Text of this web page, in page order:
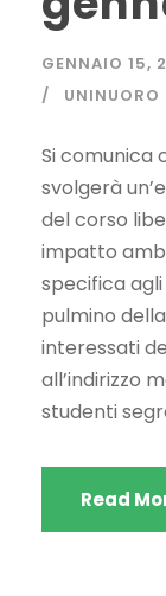
GENNAIO 15,
UNINUORO
Si comunica
svolgerà
del corso
impatto
specifica
pulmino
interessati
all’indirizzo
studenti
Read